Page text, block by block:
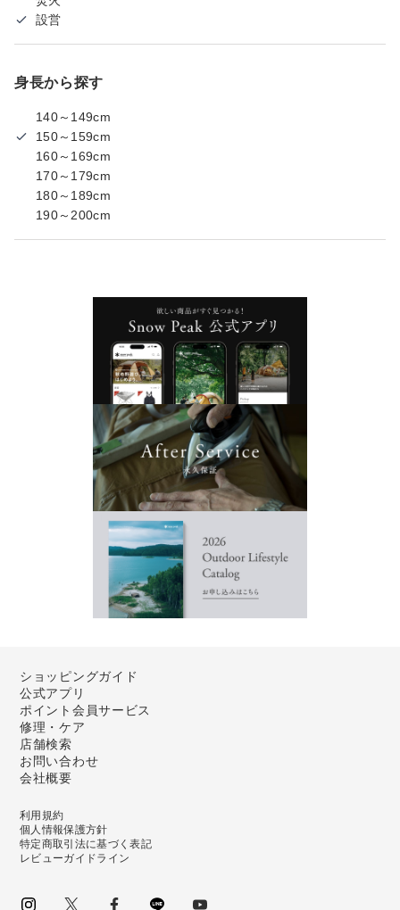
設営
身長から探す
140～149cm
150～159cm
160～169cm
170～179cm
180～189cm
190～200cm
ショッピングガイド
公式アプリ
ポイント会員サービス
修理・ケア
店舗検索
お問い合わせ
会社概要
利用規約
個人情報保護方針
特定商取引法に基づく表記
レビューガイドライン